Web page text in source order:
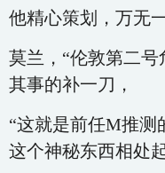
他精心策划，万无
莫兰，“伦敦第二
其事的补一刀，
“这就是前任M推测
这个神秘东西相处